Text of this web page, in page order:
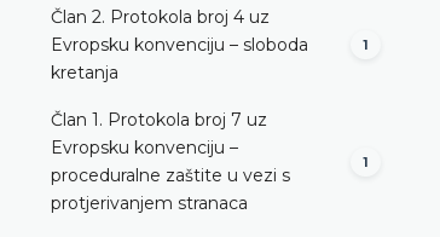
Član 2. Protokola broj 4 uz
Evropsku konvenciju – sloboda
kretanja
1
Član 1. Protokola broj 7 uz
Evropsku konvenciju –
proceduralne zaštite u vezi s
protjerivanjem stranaca
1